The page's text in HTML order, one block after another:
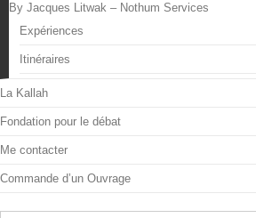
By Jacques Litwak – Nothum Services
Expériences
Itinéraires
La Kallah
Fondation pour le débat
Me contacter
Commande d’un Ouvrage